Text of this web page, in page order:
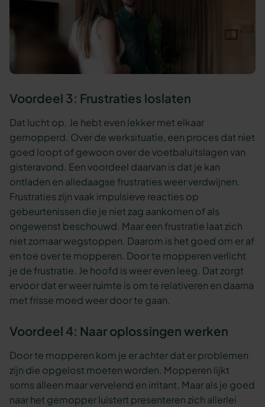
Voordeel 3: Frustraties loslaten
Dat lucht op. Je hebt even lekker met elkaar
gemopperd. Over de werksituatie, een proces dat niet
goed loopt of gewoon over de voetbaluitslagen van
gisteravond. Een voordeel daarvan is dat je kan
ontladen en alledaagse frustraties weer verdwijnen.
Frustraties zijn vaak impulsieve reacties op
gebeurtenissen die je niet zag aankomen of als
ongewenst beschouwd. Maar een frustratie laat zich
niet zomaar wegstoppen. Daarom is het goed om er af
en toe over te mopperen. Door te mopperen verlicht
je de frustratie. Je hoofd is weer even leeg. Dat zorgt
ervoor dat er weer ruimte is om te relativeren en daarna
met frisse moed weer door te gaan.
Voordeel 4: Naar oplossingen werken
Door te mopperen kom je er achter dat er problemen
zijn die opgelost moeten worden. Mopperen lijkt
soms alleen maar vervelend en irritant. Maar als je goed
naar het gemopper luistert presenteren zich allerlei